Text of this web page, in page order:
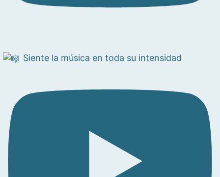
Siente la música en toda su intensidad